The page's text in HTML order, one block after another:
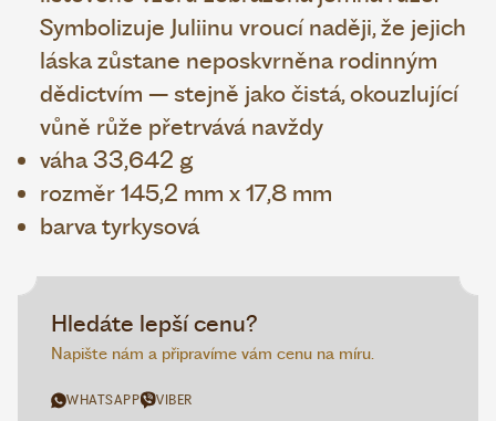
Symbolizuje Juliinu vroucí naději, že jejich
láska zůstane neposkvrněna rodinným
dědictvím – stejně jako čistá, okouzlující
vůně růže přetrvává navždy
váha 33,642 g
rozměr 145,2 mm x 17,8 mm
barva tyrkysová
Hledáte lepší cenu?
Napište nám a připravíme vám cenu na míru.
WHATSAPP VIBER